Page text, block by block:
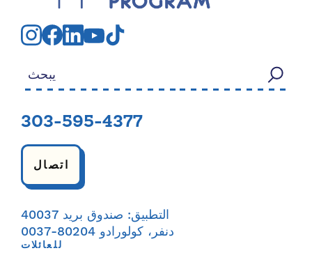
303-595-4377
اتصال
التطبيق: صندوق بريد 40037
دنفر، كولورادو 80204-0037
للعائلات